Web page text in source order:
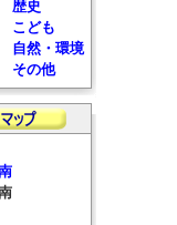
歴史
こども
自然・環境
その他